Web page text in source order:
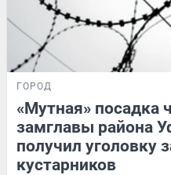
ГОРОД
«Мутная» посадка
замглавы района
получил уголовку
кустарников